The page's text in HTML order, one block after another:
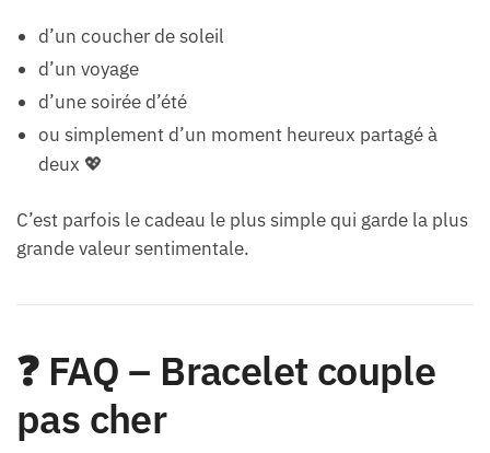
d’un coucher de soleil
d’un voyage
d’une soirée d’été
ou simplement d’un moment heureux partagé à
deux 💖
C’est parfois le cadeau le plus simple qui garde la plus
grande valeur sentimentale.
❓ FAQ – Bracelet couple
pas cher